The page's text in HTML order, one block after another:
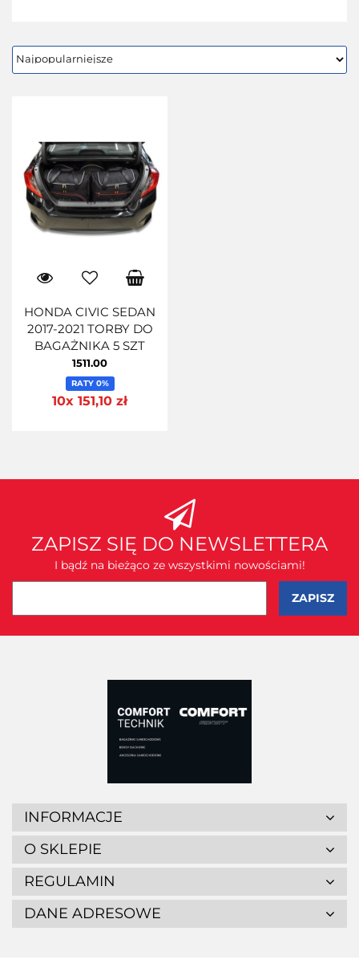
HONDA CIVIC SEDAN
2017-2021 TORBY DO
BAGAŻNIKA 5 SZT
1511.00
RATY 0%
10x 151,10 zł
ZAPISZ SIĘ DO NEWSLETTERA
I bądź na bieżąco ze wszystkimi nowościami!
INFORMACJE
O SKLEPIE
REGULAMIN
DANE ADRESOWE